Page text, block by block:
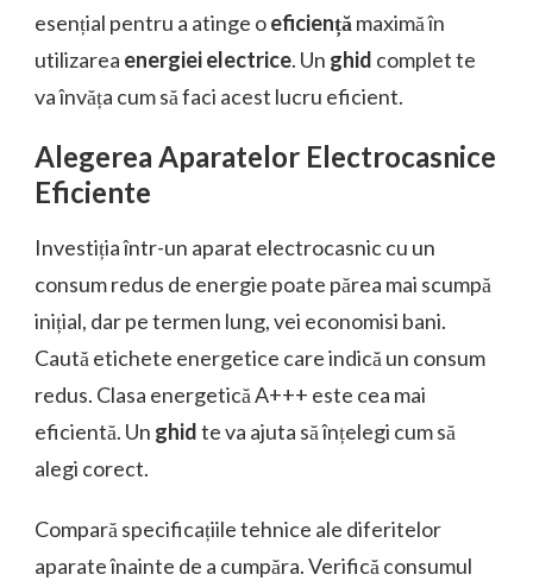
esențial pentru a atinge oeficiență maximă în
utilizarea energiei electrice. Un ghid complet te
va învăța cum să faci acest lucru eficient.
Alegerea Aparatelor Electrocasnice
Eficiente
Investiția într-un aparat electrocasnic cu un
consum redus de energie poate părea mai scumpă
inițial, dar pe termen lung, vei economisi bani.
Caută etichete energetice care indică un consum
redus. Clasa energetică A+++ este cea mai
eficientă. Un ghidte va ajuta să înțelegi cum să
alegi corect.
Compară specificațiile tehnice ale diferitelor
aparate înainte de a cumpăra. Verifică consumul